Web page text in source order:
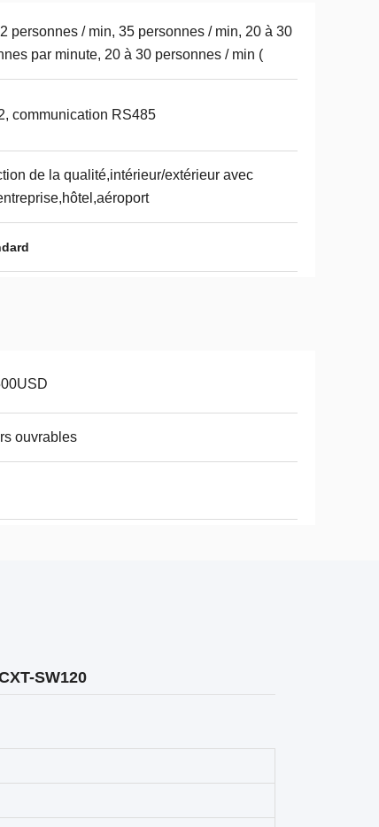
personnes / min, 35 personnes / min, 20 à 30
par minute, 20 à 30 personnes / min (
communication RS485
de la qualité,intérieur/extérieur avec
ouvrables
SW120